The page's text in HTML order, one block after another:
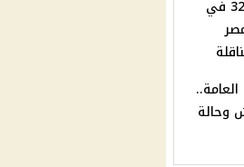
جدول مباريات دور الـ32 في
العامة..
وحالة